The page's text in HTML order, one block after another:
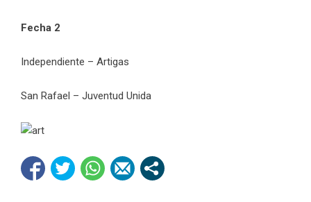
Fecha 2
Independiente – Artigas
San Rafael – Juventud Unida